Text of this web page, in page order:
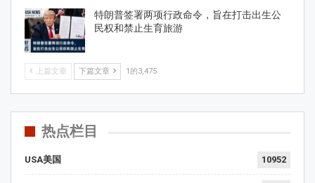
特朗普签署两项行政命令，旨在打击出生公
民权和禁止生育旅游
上篇文章 下篇文章 1的3,475
热点栏目
USA美国 10952